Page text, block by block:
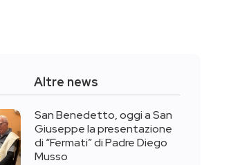
Altre news
San Benedetto, oggi a San
Giuseppe la presentazione
di “Fermati” di Padre Diego
Musso